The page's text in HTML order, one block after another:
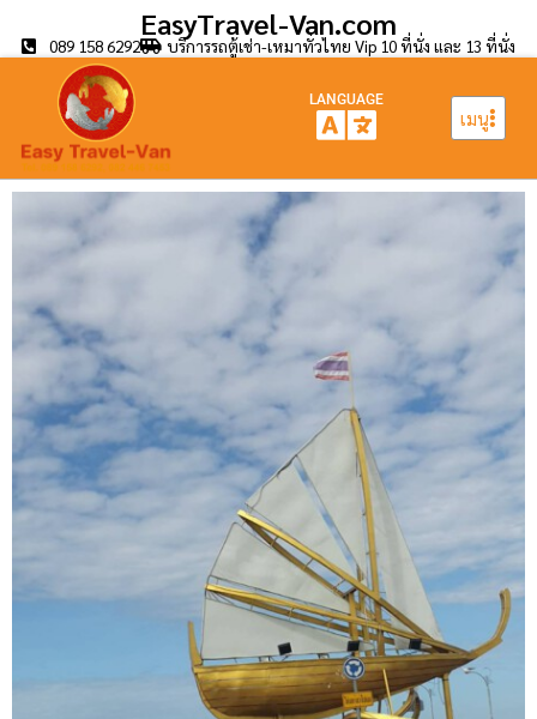
EasyTravel-Van.com
089 158 6292 บริการรถตู้เช่า-เหมาทั่วไทย Vip 10 ที่นั่ง และ 13 ที่นั่ง
เมนู
LANGUAGE